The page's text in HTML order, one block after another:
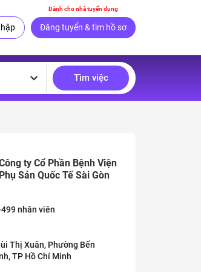
Dành cho nhà tuyển dụng
Đăng tuyển & tìm hồ sơ
Tìm việc
ty Cổ Phần Bệnh Viện
Phụ Sản Quốc Tế Sài Gòn
nhân viên
Thị Xuân, Phường Bến
TP Hồ Chí Minh